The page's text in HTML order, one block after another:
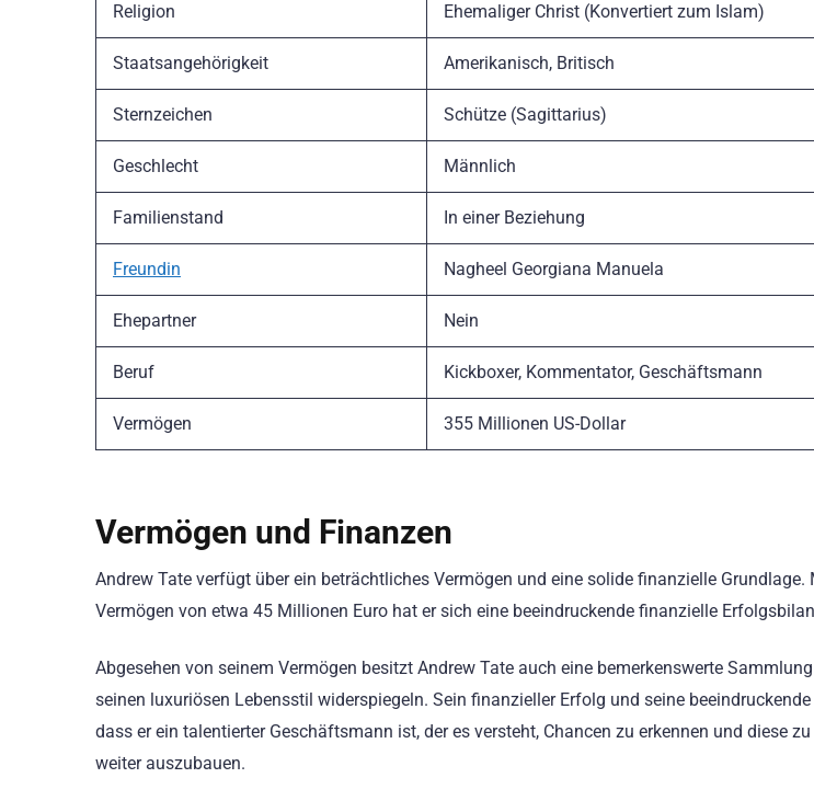
Religion Ehemaliger Christ (Konvertiert zum Islam)
Staatsangehörigkeit Amerikanisch, Britisch
Sternzeichen Schütze (Sagittarius)
Geschlecht Männlich
Familienstand In einer Beziehung
Freundin Nagheel Georgiana Manuela
Ehepartner Nein
Beruf Kickboxer, Kommentator, Geschäftsmann
Vermögen 355 Millionen US-Dollar
Vermögen und Finanzen
Andrew Tate verfügt über ein beträchtliches Vermögen und eine solide finanzielle Grundlage.
Vermögen von etwa 45 Millionen Euro hat er sich eine beeindruckende finanzielle
Abgesehen von seinem Vermögen besitzt Andrew Tate auch eine bemerkenswerte
seinen luxuriösen Lebensstil widerspiegeln. Sein finanzieller Erfolg und seine
dass er ein talentierter Geschäftsmann ist, der es versteht, Chancen zu erkennen und diese
weiter auszubauen.